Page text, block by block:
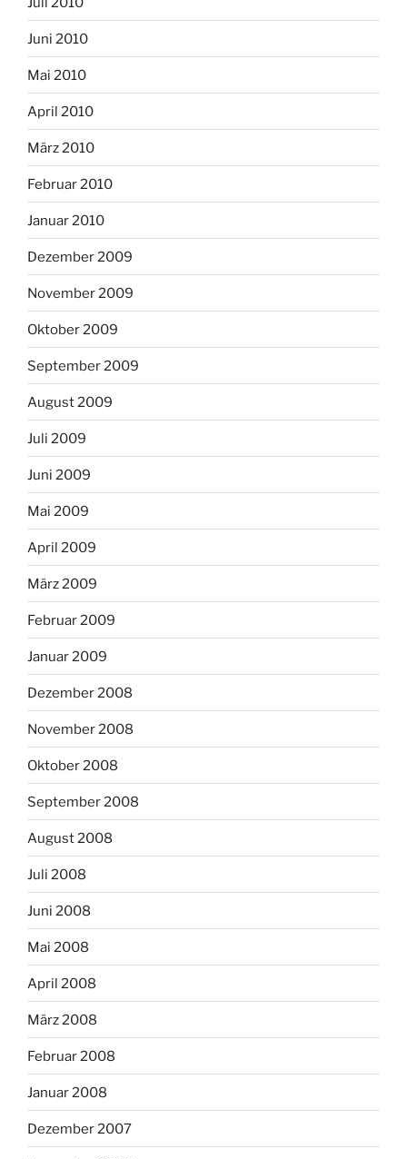
Juni 2010
Mai 2010
April 2010
März 2010
Februar 2010
Januar 2010
Dezember 2009
November 2009
Oktober 2009
September 2009
August 2009
Juli 2009
Juni 2009
Mai 2009
April 2009
März 2009
Februar 2009
Januar 2009
Dezember 2008
November 2008
Oktober 2008
September 2008
August 2008
Juli 2008
Juni 2008
Mai 2008
April 2008
März 2008
Februar 2008
Januar 2008
Dezember 2007